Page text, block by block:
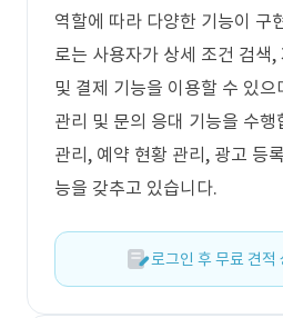
역할에 따라 다양한 기능이 구
로는 사용자가 상세 조건 검색
및 결제 기능을 이용할 수 있
관리 및 문의 응대 기능을 수행
관리, 예약 현황 관리, 광고 등
능을 갖추고 있습니다.
로그인 후 무료 견적